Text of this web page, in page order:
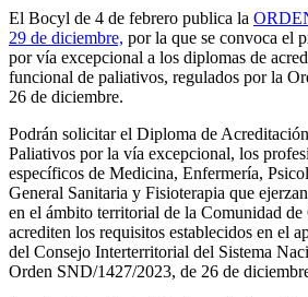
El Bocyl de 4 de febrero publica la
29 de diciembre, por la que se convoca el
por vía excepcional a los diplomas de
funcional de paliativos, regulados por la
26 de diciembre.
Podrán solicitar el Diploma de
Paliativos por la vía excepcional, los
específicos de Medicina, Enfermería,
General Sanitaria y Fisioterapia que
en el ámbito territorial de la Comunidad
acrediten los requisitos establecidos en el
del Consejo Interterritorial del Sistema
Orden SND/1427/2023, de 26 de